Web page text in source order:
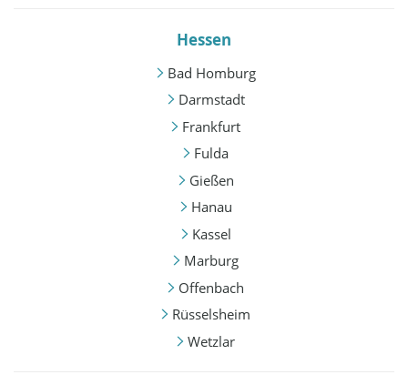
Hessen
Bad Homburg
Darmstadt
Frankfurt
Fulda
Gießen
Hanau
Kassel
Marburg
Offenbach
Rüsselsheim
Wetzlar